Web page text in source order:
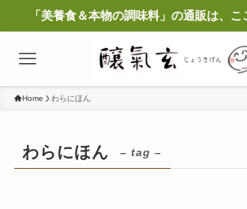
「美養食＆本物の調味料」の通販は、こ
Home わらにほん
わらにほん – tag –